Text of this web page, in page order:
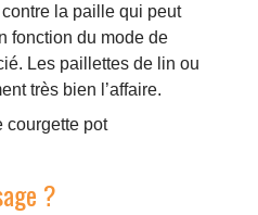
la paille qui peut
fonction du mode de
Les paillettes de lin ou
très bien l’affaire.
?